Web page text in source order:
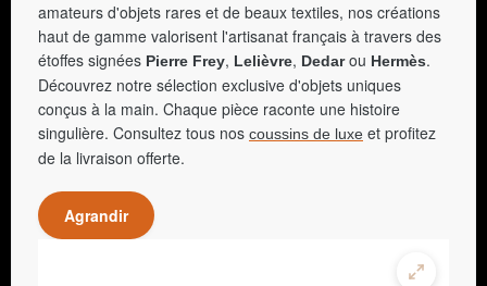
amateurs d'objets rares et de beaux textiles, nos créations
haut de gamme valorisent l'artisanat français à travers des
étoffes signées Pierre Frey, Lelièvre, Dedarou Hermès.
Découvrez notre sélection exclusive d'objets uniques
conçus à la main. Chaque pièce raconte une histoire
singulière. Consultez tous nos coussins de luxe et profitez
de la livraison offerte.
Agrandir